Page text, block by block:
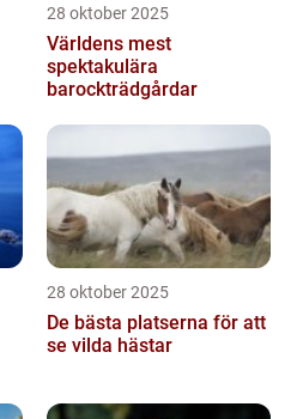
28 oktober 2025
Världens mest
spektakulära
barockträdgårdar
28 oktober 2025
De bästa platserna för att
se vilda hästar